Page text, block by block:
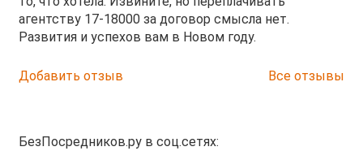
агентству 17-18000 за договор смысла нет.
Развития и успехов вам в Новом году.
Добавить отзыв Все отзывы
БезПосредников.ру в соц.сетях: